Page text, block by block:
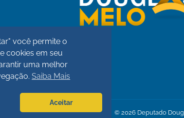
© 2026 Deputado
você permite o
cookies em seu
uma melhor
Saiba Mais
Aceitar